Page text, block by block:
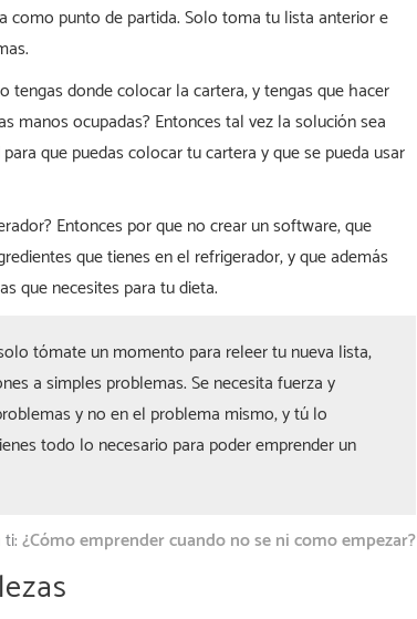
como punto de partida. Solo toma tu lista anterior e
tengas donde colocar la cartera, y tengas que hacer
manos ocupadas? Entonces tal vez la solución sea
que puedas colocar tu cartera y que se pueda usar
Entonces por que no crear un software, que
que tienes en el refrigerador, y que además
que necesites para tu dieta.
tómate un momento para releer tu nueva lista,
a simples problemas. Se necesita fuerza y
y no en el problema mismo, y tú lo
todo lo necesario para poder emprender un
¿Cómo emprender cuando no se ni como empezar?